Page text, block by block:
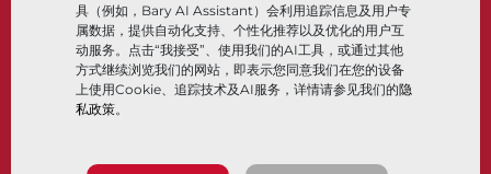
具（例如，Bary AI Assistant）会利用追踪信息及用户专
属数据，提供自动化支持、个性化推荐以及优化的用户互
动服务。点击“我接受”、使用我们的AI工具，或通过其他
方式继续浏览我们的网站，即表示您同意我们在您的设备
上使用Cookie、追踪技术及AI服务，详情请参见我们的隐
私政策。
关注我们 LinkedIn YouTube